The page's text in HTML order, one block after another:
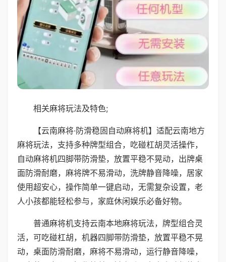
相关麻将玩法及特色;
【云南麻将·防滑稳固自动麻将机】适配云南地方
麻将玩法，支持多种牌型组合，吃碰杠胡灵活操作，
自动麻将机四脚带防滑垫，放置平稳不晃动，出牌桌
面防滑耐磨，麻将牌不易滑动，洗牌静音降噪，居家
使用超安心，操作简单一键启动，无需复杂设置，老
人小孩都能轻松参与，家庭休闲娱乐必备好物。
普通麻将机支持云南本地麻将玩法，牌型组合灵
活，可吃碰杠胡，机器四脚带防滑垫，放置平稳不晃
动，桌面防滑耐磨，麻将不易滑动，运行静音降噪，